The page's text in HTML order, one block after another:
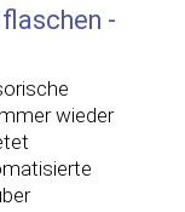
-
wieder